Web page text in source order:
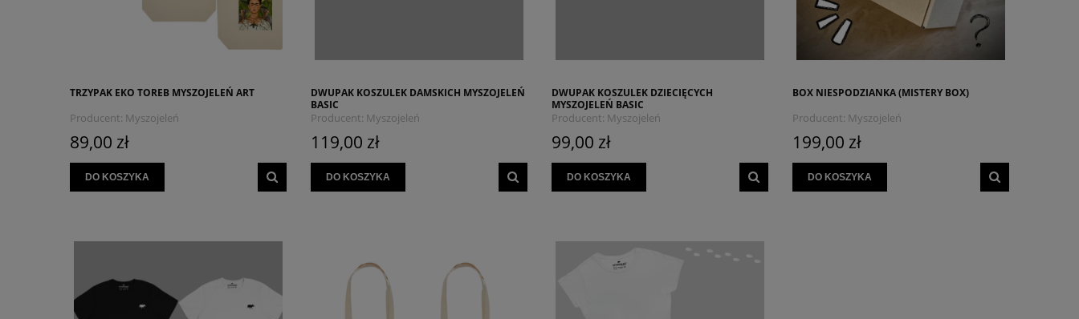
TRZYPAK EKO TOREB MYSZOJELEŃ ART
Producent: Myszojeleń
89,00 zł
DO KOSZYKA
DWUPAK KOSZULEK DAMSKICH MYSZOJELEŃ
BASIC
Producent: Myszojeleń
119,00 zł
DO KOSZYKA
DWUPAK KOSZULEK DZIECIĘCYCH
MYSZOJELEŃ BASIC
Producent: Myszojeleń
99,00 zł
DO KOSZYKA
BOX NIESPODZIANKA (MISTERY BOX)
Producent: Myszojeleń
199,00 zł
DO KOSZYKA